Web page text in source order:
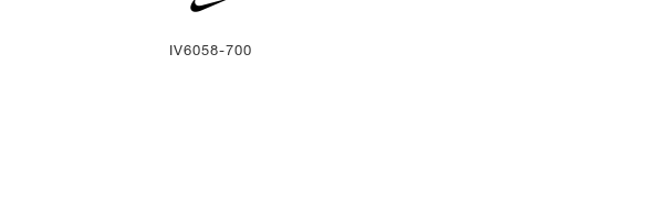
IV6058-700